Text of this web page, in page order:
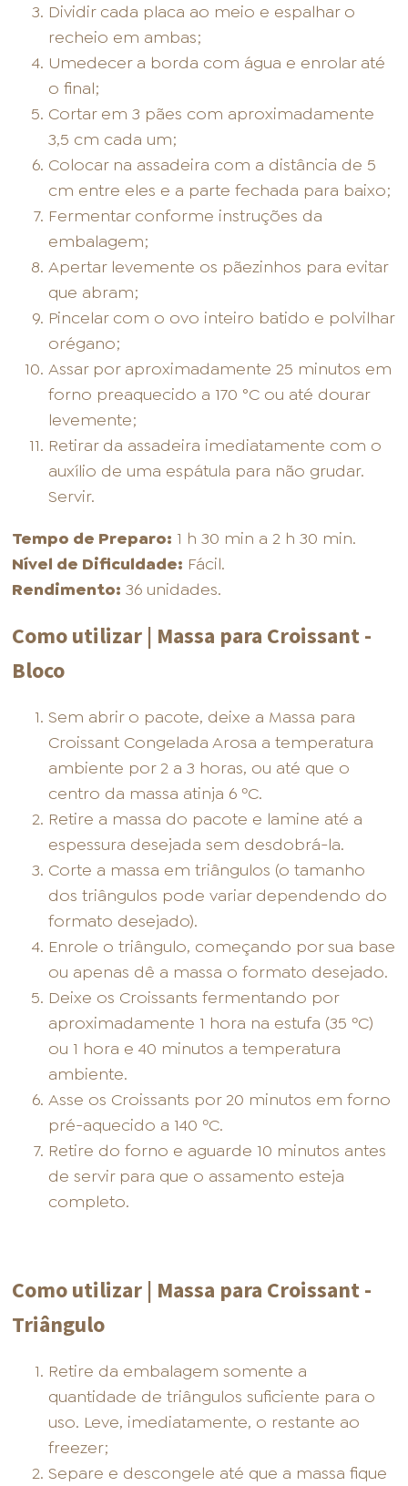
Dividir cada placa ao meio e espalhar o
recheio em ambas;
Umedecer a borda com água e enrolar até
o final;
Cortar em 3 pães com aproximadamente
3,5 cm cada um;
Colocar na assadeira com a distância de 5
cm entre eles e a parte fechada para baixo;
Fermentar conforme instruções da
embalagem;
Apertar levemente os pãezinhos para evitar
que abram;
Pincelar com o ovo inteiro batido e polvilhar
orégano;
Assar por aproximadamente 25 minutos em
forno preaquecido a 170 °C ou até dourar
levemente;
Retirar da assadeira imediatamente com o
auxílio de uma espátula para não grudar.
Servir.
Tempo de Preparo: 1 h 30 min a 2 h 30 min.
Nível de Dificuldade: Fácil.
Rendimento: 36 unidades.
Como utilizar | Massa para Croissant -
Bloco
Sem abrir o pacote, deixe a Massa para
Croissant Congelada Arosa a temperatura
ambiente por 2 a 3 horas, ou até que o
centro da massa atinja 6 ºC.
Retire a massa do pacote e lamine até a
espessura desejada sem desdobrá-la.
Corte a massa em triângulos (o tamanho
dos triângulos pode variar dependendo do
formato desejado).
Enrole o triângulo, começando por sua base
ou apenas dê a massa o formato desejado.
Deixe os Croissants fermentando por
aproximadamente 1 hora na estufa (35 ºC)
ou 1 hora e 40 minutos a temperatura
ambiente.
Asse os Croissants por 20 minutos em forno
pré-aquecido a 140 ºC.
Retire do forno e aguarde 10 minutos antes
de servir para que o assamento esteja
completo.
Como utilizar | Massa para Croissant -
Triângulo
Retire da embalagem somente a
quantidade de triângulos suficiente para o
uso. Leve, imediatamente, o restante ao
freezer;
Separe e descongele até que a massa fique